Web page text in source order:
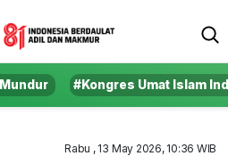
#Kongres Umat Islam
Rabu , 13 May 2026, 10:36 WIB